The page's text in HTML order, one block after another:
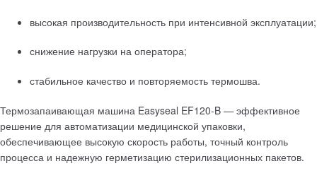
высокая производительность при интенсивной эксплуатации;
снижение нагрузки на оператора;
стабильное качество и повторяемость термошва.
Термозапаивающая машина Easyseal EF120-B — эффективное
решение для автоматизации медицинской упаковки,
обеспечивающее высокую скорость работы, точный контроль
процесса и надежную герметизацию стерилизационных пакетов.